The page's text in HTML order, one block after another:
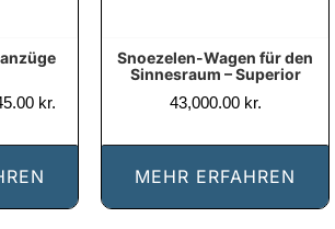
kr.
Snoezelen-Wagen für den
Sinnesraum – Superior
43,000.00 kr.
MEHR ERFAHREN